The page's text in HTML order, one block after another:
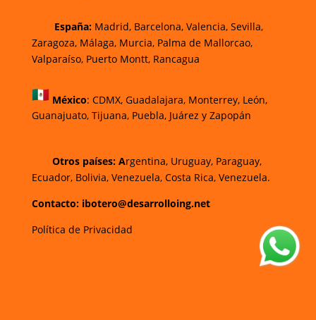
España: Madrid, Barcelona, Valencia, Sevilla,
Zaragoza, Málaga, Murcia, Palma de Mallorcao,
Valparaíso, Puerto Montt, Rancagua
México: CDMX, Guadalajara, Monterrey, León,
Guanajuato, Tijuana, Puebla, Juárez y Zapopán
Otros países: Argentina, Uruguay, Paraguay,
Ecuador, Bolivia, Venezuela, Costa Rica, Venezuela.
Contacto: ibotero@desarrolloing.net
Política de Privacidad
w